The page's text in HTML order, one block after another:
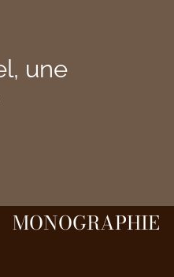
une
MONOGRAPHIE